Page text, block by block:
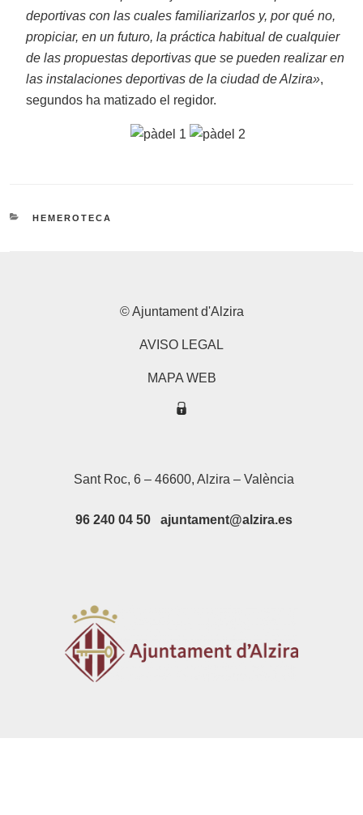
deportivas con las cuales familiarizarlos y, por qué no,
propiciar, en un futuro, la práctica habitual de cualquier
de las propuestas deportivas que se pueden realizar en
las instalaciones deportivas de la ciudad de Alzira»,
segundos ha matizado el regidor.
CATEGORÍAS
HEMEROTECA
© Ajuntament d'Alzira
AVISO LEGAL
MAPA WEB
Sant Roc, 6 – 46600, Alzira – València
96 240 04 50 ajuntament@alzira.es